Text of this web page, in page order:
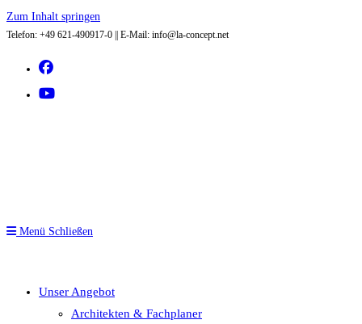
Zum Inhalt springen
Telefon: +49 621-490917-0 || E-Mail: info@la-concept.net
Menü Schließen
Unser Angebot
Architekten & Fachplaner